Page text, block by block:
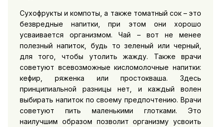
Сухофрукты и компоты, а также томатный сок – это
безвредные напитки, при этом они хорошо
усваивается организмом. Чай – вот не менее
полезный напиток, будь то зеленый или черный,
для того, чтобы утолить жажду. Также врачи
советуют всевозможные кисломолочные напитки:
кефир, ряженка или простокваша. Здесь
принципиальной разницы нет, и каждый волен
выбирать напиток по своему предпочтению. Врачи
советуют пить маленькими глотками. Это
наилучшим образом позволит организму усвоить